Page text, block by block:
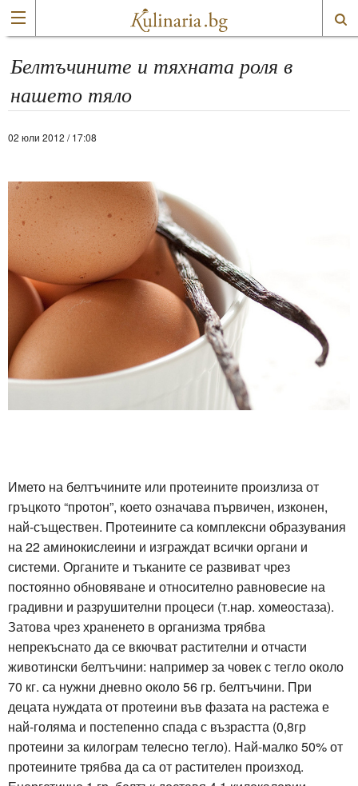
Белтъчините и тяхната роля в
нашето тяло
02 юли 2012 / 17:08
Името на белтъчините или протеинитe произлиза от
гръцкото “протон”, което означава първичен, изконен,
най-съществен. Протеините са комплексни образувания
на 22 аминокислеини и изграждат всички органи и
системи. Органите и тъканите се развиват чрез
постоянно обновяване и относително равновесие на
градивни и разрушителни процеси (т.нар. хомеостаза).
Затова чрез храненето в организма трябва
непрекъснато да се вкючват растителни и отчасти
животински белтъчини: например за човек с тегло около
70 кг. са нужни дневно около 56 гр. белтъчини. При
децата нуждата от протеини във фазата на растежа е
най-голяма и постепенно спада с възрастта (0,8гр
протеини за килограм телесно тегло). Най-малко 50% от
протеините трябва да са от растителен произход.